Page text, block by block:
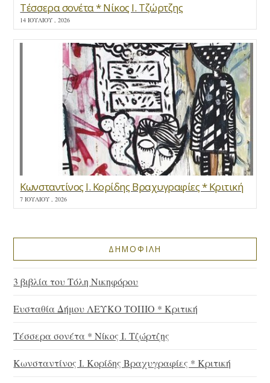
Τέσσερα σονέτα * Νίκος Ι. Τζώρτζης
14 ΙΟΥΛΊΟΥ , 2026
Κωνσταντίνος Ι. Κορίδης Βραχυγραφίες * Κριτική
7 ΙΟΥΛΊΟΥ , 2026
ΔΗΜΟΦΙΛΗ
3 βιβλία του Τόλη Νικηφόρου
Ευσταθία Δήμου ΛΕΥΚΟ ΤΟΠΙΟ * Κριτική
Τέσσερα σονέτα * Νίκος Ι. Τζώρτζης
Κωνσταντίνος Ι. Κορίδης Βραχυγραφίες * Κριτική